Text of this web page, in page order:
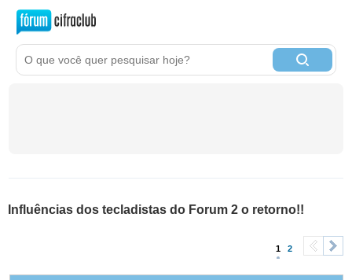
Influências dos tecladistas do Forum 2 o retorno!!
1 2